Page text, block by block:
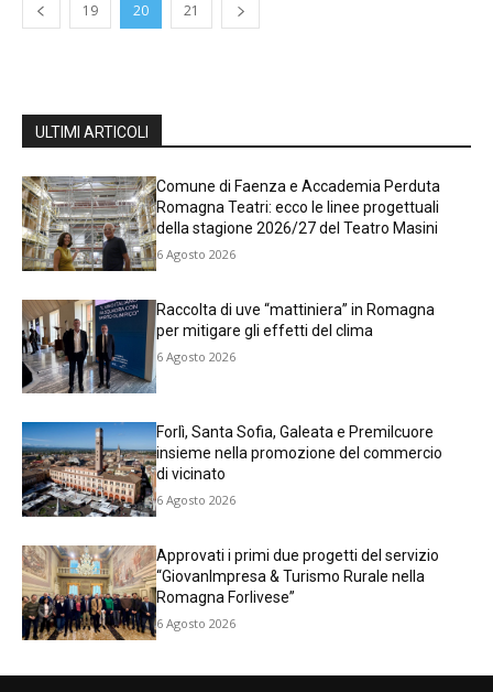
19 20 21
ULTIMI ARTICOLI
Comune di Faenza e Accademia Perduta
Romagna Teatri: ecco le linee progettuali
della stagione 2026/27 del Teatro Masini
6 Agosto 2026
Raccolta di uve “mattiniera” in Romagna
per mitigare gli effetti del clima
6 Agosto 2026
Forlì, Santa Sofia, Galeata e Premilcuore
insieme nella promozione del commercio
di vicinato
6 Agosto 2026
Approvati i primi due progetti del servizio
“GiovanImpresa & Turismo Rurale nella
Romagna Forlivese”
6 Agosto 2026